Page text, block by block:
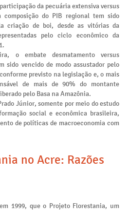
da pecuária extensiva versus
composição do PIB regional tem sido
criação de boi, desde as vitórias da
pelo ciclo econômico da
o embate desmatamento versus
sido vencido de modo assustador pelo
previsto na legislação e, o mais
de mais de 90% do montante
pelo Basa na Amazônia.
Júnior, somente por meio do estudo
social e econômica brasileira,
de políticas de macroeconomia com
no Acre: Razões
1999, que o Projeto Florestania, um